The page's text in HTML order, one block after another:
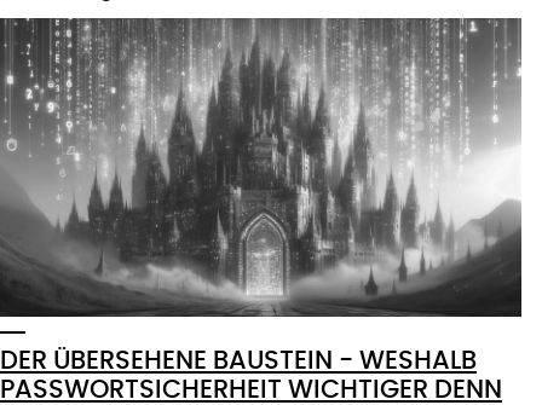
DER ÜBERSEHENE BAUSTEIN - WESHALB
PASSWORTSICHERHEIT WICHTIGER DENN